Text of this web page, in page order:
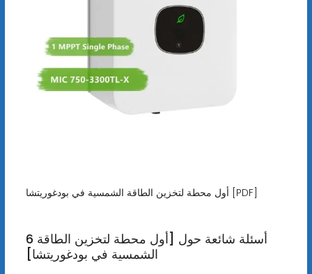
أول محطة لتخزين الطاقة الشمسية في بودغوريتشا [PDF]
6 أسئلة شائعة حول [أول محطة لتخزين الطاقة
الشمسية في بودغوريتشا]